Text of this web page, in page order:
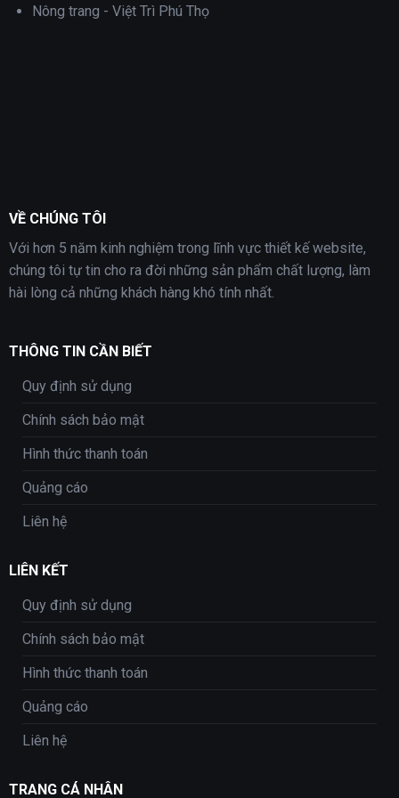
Nông trang - Việt Trì Phú Thọ
VỀ CHÚNG TÔI
Với hơn 5 năm kinh nghiệm trong lĩnh vực thiết kế website,
chúng tôi tự tin cho ra đời những sản phẩm chất lượng, làm
hài lòng cả những khách hàng khó tính nhất.
THÔNG TIN CẦN BIẾT
Quy định sử dụng
Chính sách bảo mật
Hình thức thanh toán
Quảng cáo
Liên hệ
LIÊN KẾT
Quy định sử dụng
Chính sách bảo mật
Hình thức thanh toán
Quảng cáo
Liên hệ
TRANG CÁ NHÂN